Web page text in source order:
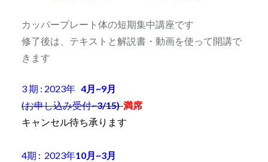
カッパープレート体の短期集中講座です
修了後は、テキストと解説書・動画を使って開講で
きます
3 期 : 2023年 4月~9月
(お申し込み受付~3/15)満席
キャンセル待ち承ります
4期 : 2023年10月~3月